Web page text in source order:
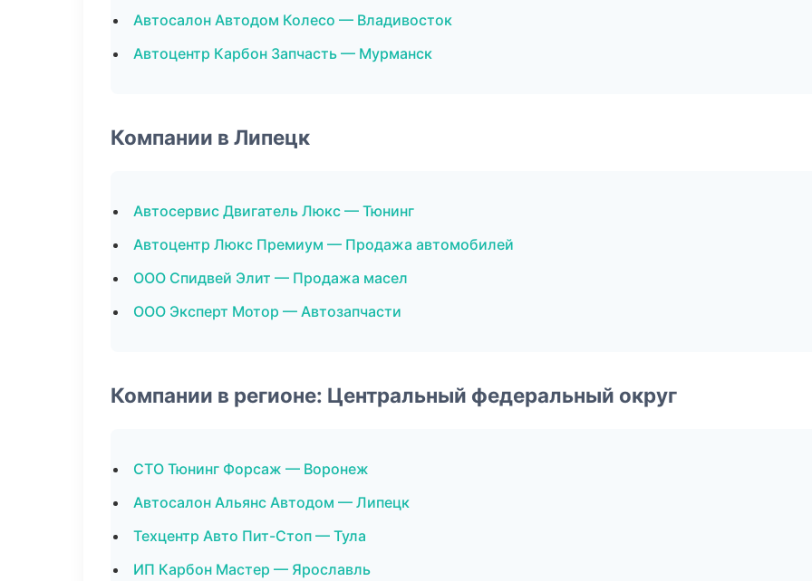
Автосалон Автодом Колесо — Владивосток
Автоцентр Карбон Запчасть — Мурманск
Компании в Липецк
Автосервис Двигатель Люкс — Тюнинг
Автоцентр Люкс Премиум — Продажа автомобилей
ООО Спидвей Элит — Продажа масел
ООО Эксперт Мотор — Автозапчасти
Компании в регионе: Центральный федеральный округ
СТО Тюнинг Форсаж — Воронеж
Автосалон Альянс Автодом — Липецк
Техцентр Авто Пит-Стоп — Тула
ИП Карбон Мастер — Ярославль